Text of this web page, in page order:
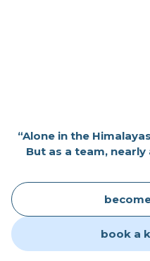
“Alone in the
But as a team,
book a